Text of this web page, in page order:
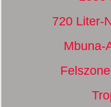
720 Liter-
Mbuna-